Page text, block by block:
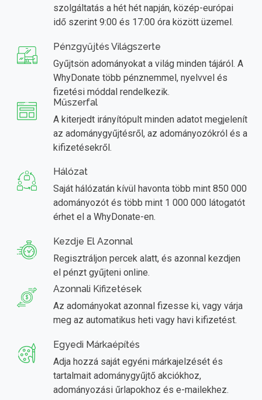
szolgáltatás a hét hét napján, közép-európai
idő szerint 9:00 és 17:00 óra között üzemel.
Pénzgyűjtés Világszerte
Gyűjtsön adományokat a világ minden tájáról. A
WhyDonate több pénznemmel, nyelvvel és
fizetési móddal rendelkezik.
Műszerfal
A kiterjedt irányítópult minden adatot megjelenít
az adománygyűjtésről, az adományozókról és a
kifizetésekről.
Hálózat
Saját hálózatán kívül havonta több mint 850 000
adományozót és több mint 1 000 000 látogatót
érhet el a WhyDonate-en.
Kezdje El Azonnal
Regisztráljon percek alatt, és azonnal kezdjen
el pénzt gyűjteni online.
Azonnali Kifizetések
Az adományokat azonnal fizesse ki, vagy várja
meg az automatikus heti vagy havi kifizetést.
Egyedi Márkaépítés
Adja hozzá saját egyéni márkajelzését és
tartalmait adománygyűjtő akciókhoz,
adományozási űrlapokhoz és e-mailekhez.